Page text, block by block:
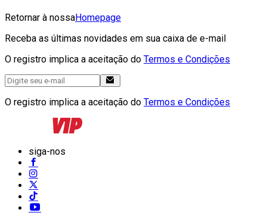
Retornar à nossaHomepage
Receba as últimas novidades em sua caixa de e-mail
O registro implica a aceitação do Termos e Condições
O registro implica a aceitação do Termos e Condições
siga-nos